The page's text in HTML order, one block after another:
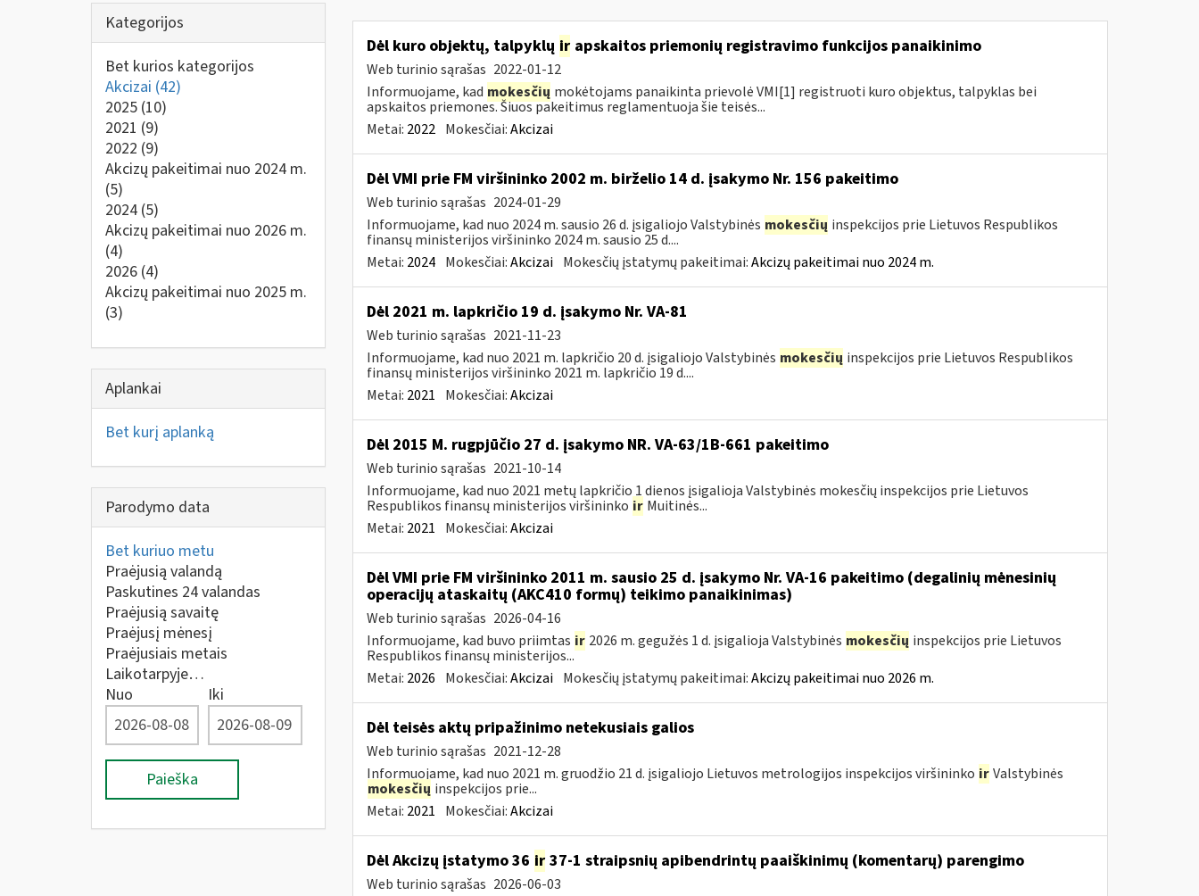
Kategorijos
Bet kurios kategorijos
Akcizai (42)
2025 (10)
2021 (9)
2022 (9)
Akcizų pakeitimai nuo 2024 m.
(5)
2024 (5)
Akcizų pakeitimai nuo 2026 m.
(4)
2026 (4)
Akcizų pakeitimai nuo 2025 m.
(3)
Aplankai
Bet kurį aplanką
Parodymo data
Bet kuriuo metu
Praėjusią valandą
Paskutines 24 valandas
Praėjusią savaitę
Praėjusį mėnesį
Praėjusiais metais
Laikotarpyje…
Nuo
Iki
Paieška
Dėl kuro objektų, talpyklų irapskaitos priemonių registravimo funkcijos panaikinimo
Web turinio sąrašas 2022-01-12
Informuojame, kad mokesčių mokėtojams panaikinta prievolė VMI[1] registruoti kuro objektus, talpyklas bei
apskaitos priemones. Šiuos pakeitimus reglamentuoja šie teisės...
Metai: 2022 Mokesčiai:Akcizai
Dėl VMI prie FM viršininko 2002 m. birželio 14 d. įsakymo Nr. 156 pakeitimo
Web turinio sąrašas 2024-01-29
Informuojame, kad nuo 2024 m. sausio 26 d. įsigaliojo Valstybinės mokesčių inspekcijos prie Lietuvos Respublikos
finansų ministerijos viršininko 2024 m. sausio 25 d....
Metai: 2024 Mokesčiai:Akcizai Mokesčių įstatymų pakeitimai:Akcizų pakeitimai nuo 2024 m.
Dėl 2021 m. lapkričio 19 d. įsakymo Nr. VA-81
Web turinio sąrašas 2021-11-23
Informuojame, kad nuo 2021 m. lapkričio 20 d. įsigaliojo Valstybinės mokesčių inspekcijos prie Lietuvos Respublikos
finansų ministerijos viršininko 2021 m. lapkričio 19 d....
Metai: 2021 Mokesčiai:Akcizai
Dėl 2015 M. rugpjūčio 27 d. įsakymo NR. VA-63/1B-661 pakeitimo
Web turinio sąrašas 2021-10-14
Informuojame, kad nuo 2021 metų lapkričio 1 dienos įsigalioja Valstybinės mokesčių inspekcijos prie Lietuvos
Respublikos finansų ministerijos viršininko ir Muitinės...
Metai: 2021 Mokesčiai:Akcizai
Dėl VMI prie FM viršininko 2011 m. sausio 25 d. įsakymo Nr. VA-16 pakeitimo (degalinių mėnesinių
operacijų ataskaitų (AKC410 formų) teikimo panaikinimas)
Web turinio sąrašas 2026-04-16
Informuojame, kad buvo priimtas ir 2026 m. gegužės 1 d. įsigalioja Valstybinės mokesčių inspekcijos prie Lietuvos
Respublikos finansų ministerijos...
Metai: 2026 Mokesčiai:Akcizai Mokesčių įstatymų pakeitimai:Akcizų pakeitimai nuo 2026 m.
Dėl teisės aktų pripažinimo netekusiais galios
Web turinio sąrašas 2021-12-28
Informuojame, kad nuo 2021 m. gruodžio 21 d. įsigaliojo Lietuvos metrologijos inspekcijos viršininko ir Valstybinės
mokesčių inspekcijos prie...
Metai: 2021 Mokesčiai:Akcizai
Dėl Akcizų įstatymo 36 ir37-1 straipsnių apibendrintų paaiškinimų (komentarų) parengimo
Web turinio sąrašas 2026-06-03